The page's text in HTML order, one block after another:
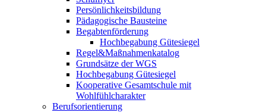
Persönlichkeitsbildung
Pädagogische Bausteine
Begabtenförderung
Hochbegabung Gütesiegel
Regel&Maßnahmenkatalog
Grundsätze der WGS
Hochbegabung Gütesiegel
Kooperative Gesamtschule mit
Wohlfühlcharakter
Berufsorientierung